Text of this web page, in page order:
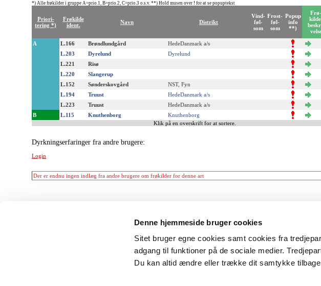
Denne hjemmeside bruger cookies
Sitet bruger egne cookies samt cookies fra
adgang til funktioner på de sociale medier.
Du kan altid ændre eller trække dit samtykke
*) Alle frøkilder i gruppe A=prio.1, B=prio.2, C=prio.3 o.s.v. **) Hold musen over ! for at se popuptekst
Priori-
tering *)
Frøkilde
ident.
Navn Distrikt
Vind-
føl-
som
Frost-
føl-
som
Popup
info
**)
Frø-
A
L.166 Brøndlundgård
HedeDanmark a/s
L.203
Dyrelund
Dyrelund
L.221
Risø
L.220
Slangerup
L.152
Sønderskovgård
NST, Fyn
L.194
Truust
HedeDanmark a/s
L.223
Truust
HedeDanmark a/s
B
L.115 Knuthenborg
Knuthenborg
Klik på en overskrift for at sortere.
Dyrkningserfaringer fra andre brugere:
Login
Der er endnu ingen indlæg fra andre brugere om frøkilder for denne art